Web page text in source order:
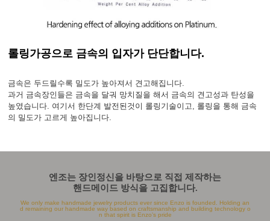
롤링가공으로 금속의 입자가 단단합니다.
금속은 두드릴수록 밀도가 높아져서 견고해집니다.
과거 금속장인들은 금속을 달궈 망치질을 해서 금속의 견고성과 탄성을
높였습니다. 여기서 한단계 발전된것이 롤링기술이고, 롤링을 통해 금속
의 밀도가 고르게 높아집니다.
엔조는 장인정신을 바탕으로 직접 제작하는
핸드메이드 방식을 고집합니다.
We only make handmade jewelry products ever since Enzo is founded. Holding an
d remaining our handmade way based on craftsmanship and building technology o
n that spirit is Enzo’s pride